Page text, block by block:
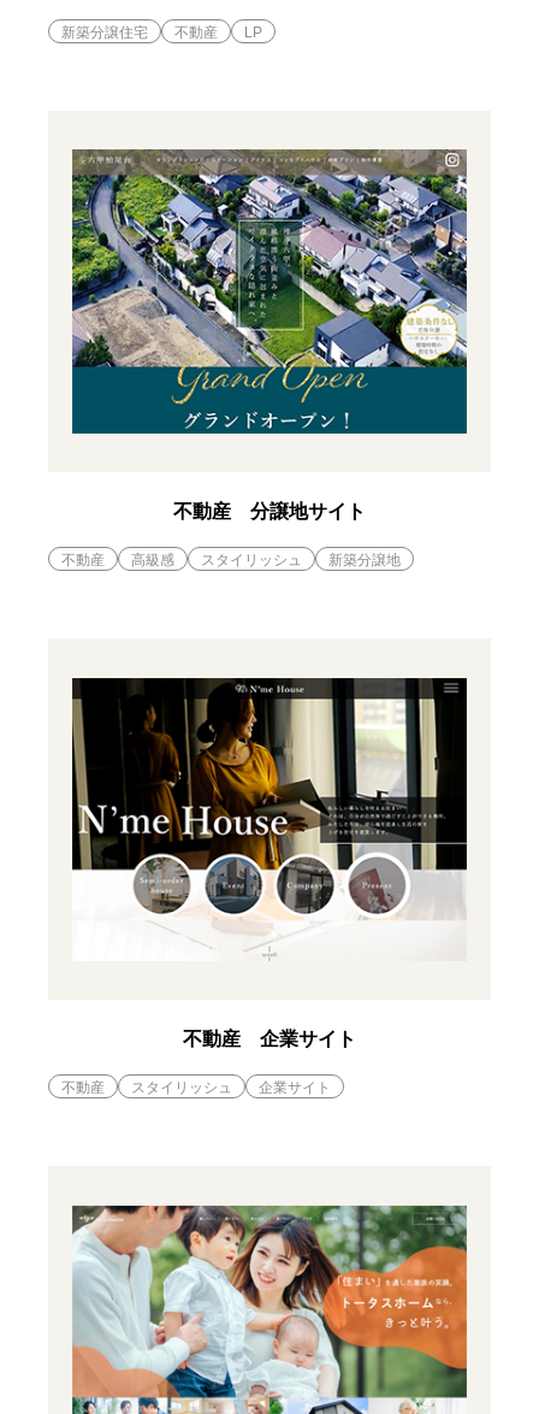
新築分譲住宅 不動産 LP
不動産 分譲地サイト
不動産 高級感 スタイリッシュ 新築分譲地
不動産 企業サイト
不動産 スタイリッシュ 企業サイト